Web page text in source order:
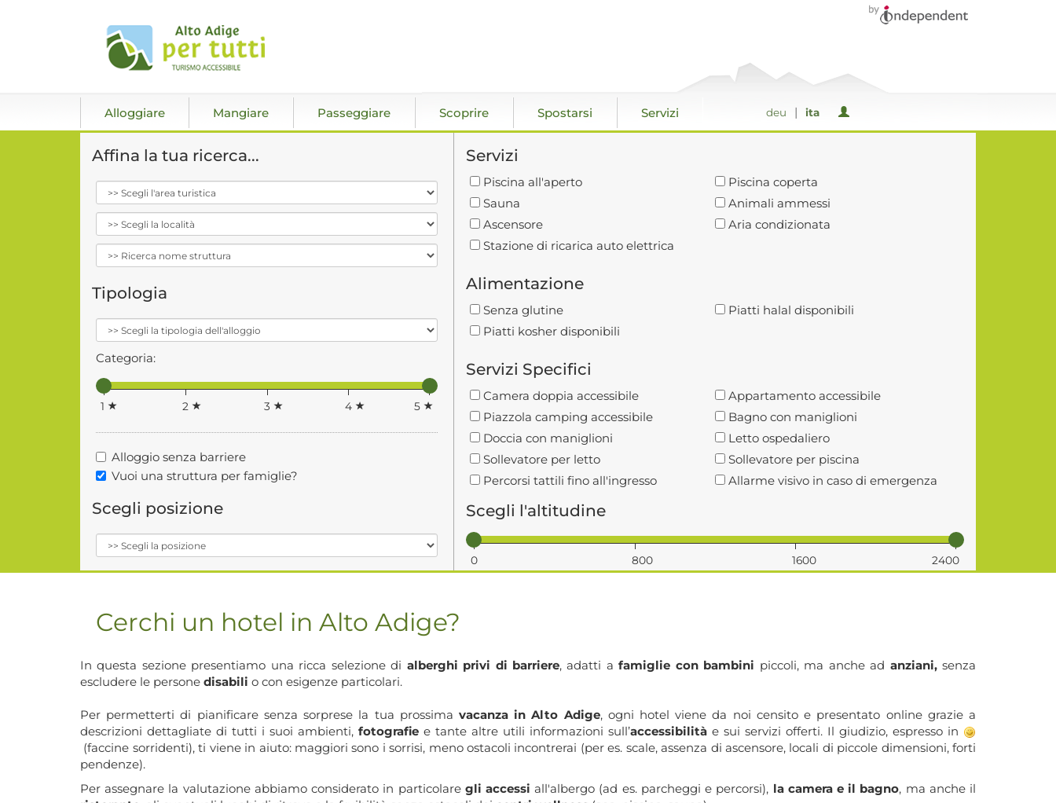
Alloggiare Mangiare Passeggiare Scoprire Spostarsi Servizi deu | ita
Affina la tua ricerca...
Tipologia
Categoria:
1 2 3 4 5
Alloggio senza barriere
Vuoi una struttura per famiglie?
Scegli posizione
Servizi
Piscina all'aperto
Piscina coperta
Sauna
Animali ammessi
Ascensore
Aria condizionata
Stazione di ricarica auto elettrica
Alimentazione
Senza glutine
Piatti halal disponibili
Piatti kosher disponibili
Servizi Specifici
Camera doppia accessibile
Appartamento accessibile
Piazzola camping accessibile
Bagno con maniglioni
Doccia con maniglioni
Letto ospedaliero
Sollevatore per letto
Sollevatore per piscina
Percorsi tattili fino all'ingresso
Allarme visivo in caso di emergenza
Scegli l'altitudine
0 800 1600 2400
Cerchi un hotel in Alto Adige?
In questa sezione presentiamo una ricca selezione di alberghi privi di barriere, adatti afamiglie con bambini piccoli, ma anche ad anziani,senza
escludere le persone disabili o con esigenze particolari.
Per permetterti di pianificare senza sorprese la tua prossima vacanza in Alto Adige, ogni hotel viene da noi censito e presentato online grazie a
descrizioni dettagliate di tutti i suoi ambienti, fotografie e tante altre utili informazioni sull’accessibilità e sui servizi offerti. Il giudizio, espresso in
(faccine sorridenti), ti viene in aiuto: maggiori sono i sorrisi, meno ostacoli incontrerai (per es. scale, assenza di ascensore, locali di piccole dimensioni, forti
pendenze).
Per assegnare la valutazione abbiamo considerato in particolare gli accessi all'albergo (ad es. parcheggi e percorsi), la camera e il bagno, ma anche il